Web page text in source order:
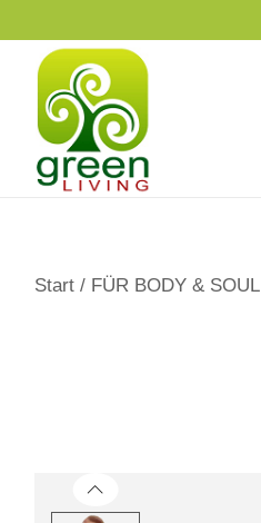
p
Start / FÜR BODY & SOUL